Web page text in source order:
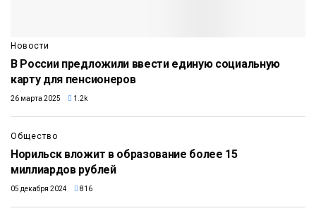
Новости
В России предложили ввести единую социальную
карту для пенсионеров
26 марта 2025 1.2k
Общество
Норильск вложит в образование более 15
миллиардов рублей
05 декабря 2024 816